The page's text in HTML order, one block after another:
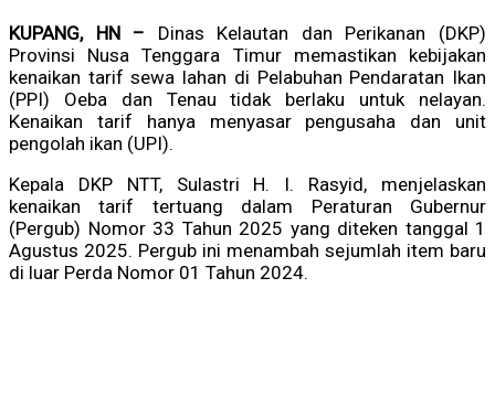
KUPANG, HN – Dinas Kelautan dan Perikanan (DKP)
Provinsi Nusa Tenggara Timur memastikan kebijakan
kenaikan tarif sewa lahan di Pelabuhan Pendaratan Ikan
(PPI) Oeba dan Tenau tidak berlaku untuk nelayan.
Kenaikan tarif hanya menyasar pengusaha dan unit
pengolah ikan (UPI).
Kepala DKP NTT, Sulastri H. I. Rasyid, menjelaskan
kenaikan tarif tertuang dalam Peraturan Gubernur
(Pergub) Nomor 33 Tahun 2025 yang diteken tanggal 1
Agustus 2025. Pergub ini menambah sejumlah item baru
di luar Perda Nomor 01 Tahun 2024.